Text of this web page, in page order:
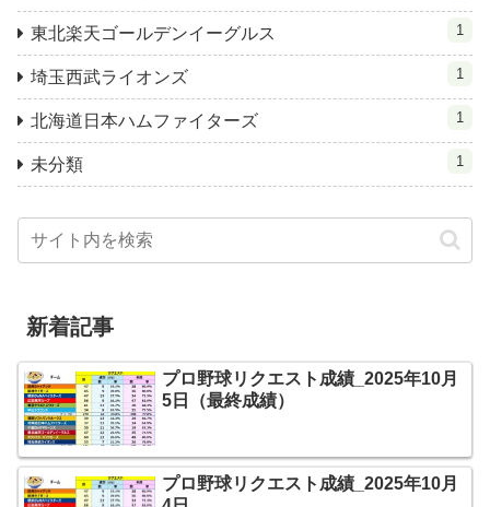
東北楽天ゴールデンイーグルス 1
埼玉西武ライオンズ 1
北海道日本ハムファイターズ 1
未分類 1
新着記事
プロ野球リクエスト成績_2025年10月
5日（最終成績）
プロ野球リクエスト成績_2025年10月